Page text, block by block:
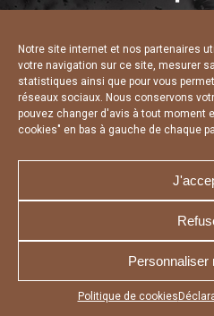
Notre site internet et nos partenaires
votre navigation sur ce site, mesurer
statistiques ainsi que pour vous
réseaux sociaux. Nous conservons
pouvez changer d'avis à tout moment
cookies" en bas à gauche de chaque
Personnaliser
Politique de cookies
Appuyez sur le bouton partager en
CHARTE DE CONFIDENTIALITÉ
POLITIQUE
RÉALISÉ PAR